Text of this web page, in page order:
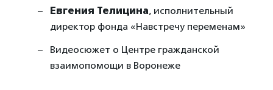
Евгения Телицина, исполнительный
директор фонда «Навстречу переменам»
Видеосюжет о Центре гражданской
взаимопомощи в Воронеже